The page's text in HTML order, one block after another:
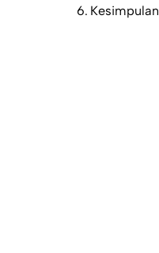
Kesimpulan